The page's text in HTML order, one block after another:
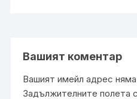
Вашият коментар
Вашият имейл адрес
Задължителните полета